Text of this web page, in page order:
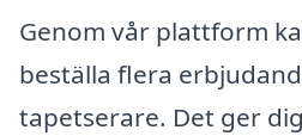
Genom vår plattform
beställa flera
tapetserare. Det ger